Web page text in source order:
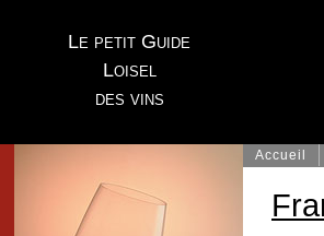
Le petit Guide
Loisel
des vins
Accueil